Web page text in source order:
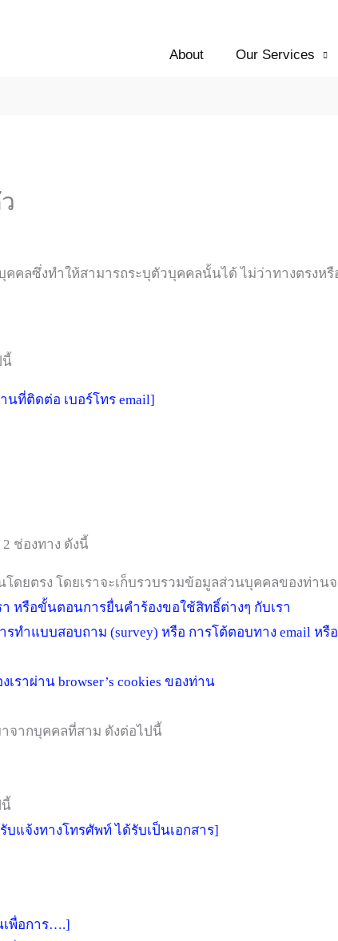
About Our Services
คลซึ่งทำให้สามารถระบุตัวบุคคลนั้นได้ ไม่ว่าทางตรงห
นี้
ที่ติดต่อ เบอร์โทร email]
ช่องทาง ดังนี้
ดยตรง โดยเราจะเก็บรวบรวมข้อมูลส่วนบุคคลของท่าน
หรือขั้นตอนการยื่นคำร้องขอใช้สิทธิ์ต่างๆ กับเรา
ทำแบบสอบถาม (survey) หรือ การโต้ตอบทาง email หรื
ราผ่าน browser’s cookies ของท่าน
จากบุคคลที่สาม ดังต่อไปนี้
บแจ้งทางโทรศัพท์ ได้รับเป็นเอกสาร]
พื่อการ….]